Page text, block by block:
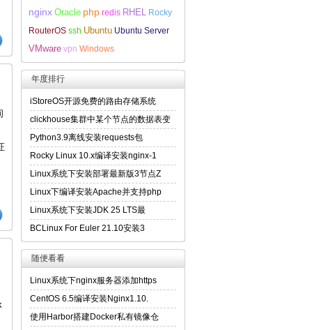
nginx Oracle php redis RHEL Rocky
RouterOS ssh Ubuntu Ubuntu Server
VMware vpn Windows
年度排行
iStoreOS开源免费的路由存储系统
clickhouse集群中某个节点的数据表变
Python3.9离线安装requests包
Rocky Linux 10.x编译安装nginx-1
Linux系统下安装部署最新版3节点Z
Linux下编译安装Apache并支持php
Linux系统下安装JDK 25 LTS最
BCLinux For Euler 21.10安装3
随便看看
Linux系统下nginx服务器添加https
CentOS 6.5编译安装Nginx1.10.
使用Harbor搭建Docker私有镜像仓